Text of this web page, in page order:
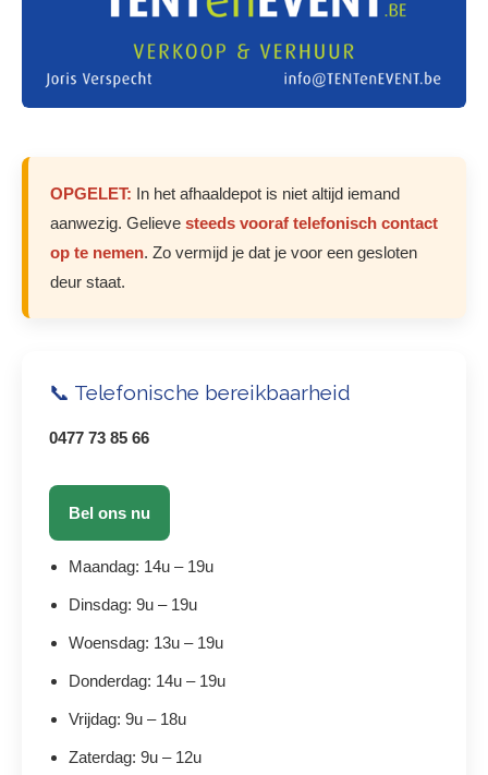
OPGELET: In het afhaaldepot is niet altijd iemand
aanwezig. Gelieve steeds vooraf telefonisch contact
op te nemen. Zo vermijd je dat je voor een gesloten
deur staat.
📞 Telefonische bereikbaarheid
0477 73 85 66
Bel ons nu
Maandag: 14u – 19u
Dinsdag: 9u – 19u
Woensdag: 13u – 19u
Donderdag: 14u – 19u
Vrijdag: 9u – 18u
Zaterdag: 9u – 12u